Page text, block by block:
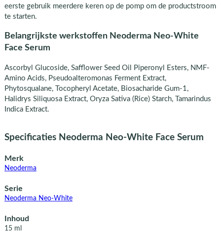
eerste gebruik meerdere keren op de pomp om de productstroom
te starten.
Belangrijkste werkstoffen Neoderma Neo-White
Face Serum
Ascorbyl Glucoside, Safflower Seed Oil Piperonyl Esters, NMF-
Amino Acids, Pseudoalteromonas Ferment Extract,
Phytosqualane, Tocopheryl Acetate, Biosacharide Gum-1,
Halidrys Siliquosa Extract, Oryza Sativa (Rice) Starch, Tamarindus
Indica Extract.
Specificaties Neoderma Neo-White Face Serum
Merk
Neoderma
Serie
Neoderma Neo-White
Inhoud
15 ml